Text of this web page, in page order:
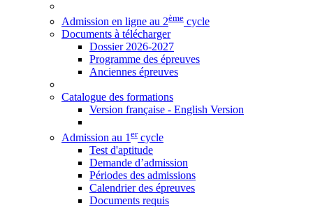
Admission en ligne au 2ème cycle
Documents à télécharger
Dossier 2026-2027
Programme des épreuves
Anciennes épreuves
Catalogue des formations
Version française - English Version
Admission au 1 ercycle
Test d'aptitude
Demande d’admission
Périodes des admissions
Calendrier des épreuves
Documents requis